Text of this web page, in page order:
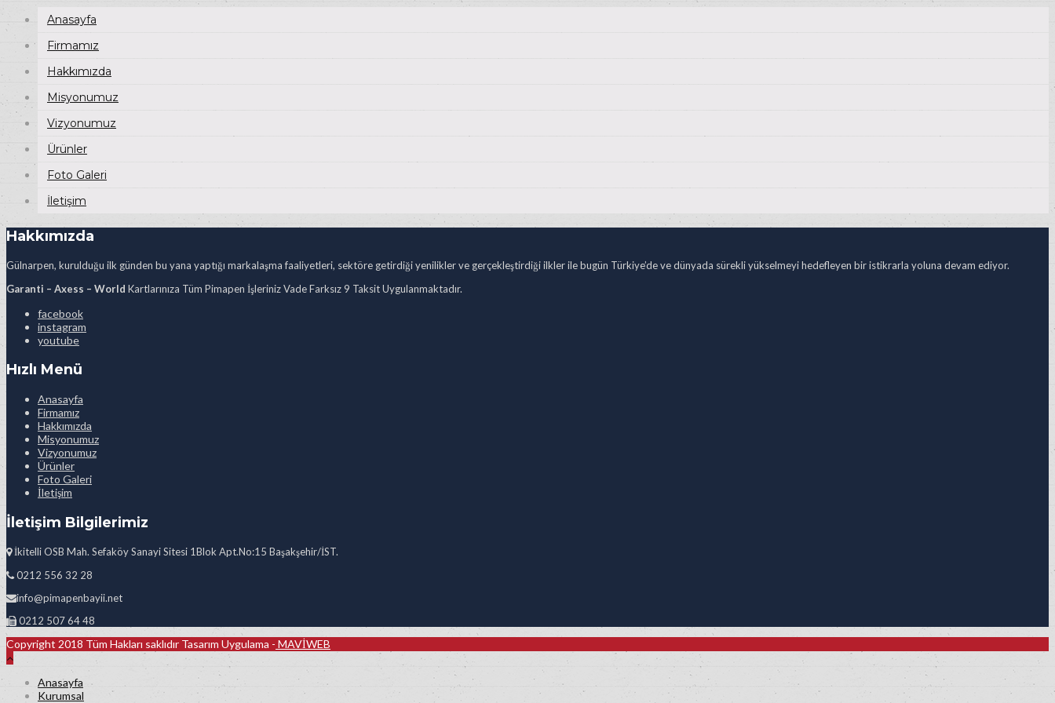
Anasayfa
Firmamız
Hakkımızda
Misyonumuz
Vizyonumuz
Ürünler
Foto Galeri
İletişim
Hakkımızda
Gülnarpen, kurulduğu ilk günden bu yana yaptığı markalaşma faaliyetleri, sektöre getirdiği yenilikler ve gerçekleştirdiği ilkler ile bugün Türkiye’de ve dünyada sürekli yükselmeyi hedefleyen bir istikrarla yoluna devam ediyor.
Garanti – Axess – World Kartlarınıza Tüm Pimapen İşleriniz Vade Farksız 9 Taksit Uygulanmaktadır.
facebook
instagram
youtube
Hızlı Menü
Anasayfa
Firmamız
Hakkımızda
Misyonumuz
Vizyonumuz
Ürünler
Foto Galeri
İletişim
İletişim Bilgilerimiz
İkitelli OSB Mah. Sefaköy Sanayi Sitesi 1Blok Apt.No:15 Başakşehir/İST.
0212 556 32 28
info@pimapenbayii.net
0212 507 64 48
Copyright 2018 Tüm Hakları saklıdır Tasarım Uygulama - MAVİWEB
Anasayfa
Kurumsal